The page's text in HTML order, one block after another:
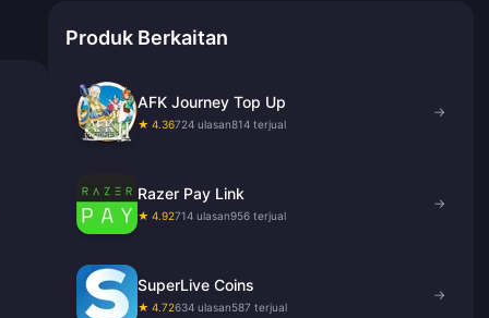
Produk Berkaitan
AFK Journey Top Up
★ 4.36724 ulasan814 terjual
→
Razer Pay Link
★ 4.92714 ulasan956 terjual
→
SuperLive Coins
★ 4.72634 ulasan587 terjual
→